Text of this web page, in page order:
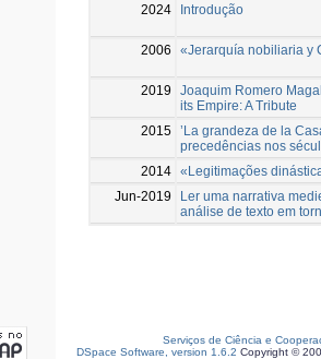
2024 Introdução
2006 «Jerarquía nobiliaria y
2019
Joaquim Romero
its Empire: A Tribute
2015 ’La grandeza de la
precedências nos
2014 «Legitimações
Jun-2019
Ler uma narrativa
análise de texto em
Serviços de Ciência e
DSpace Software, version 1.6.2 Copyright ©